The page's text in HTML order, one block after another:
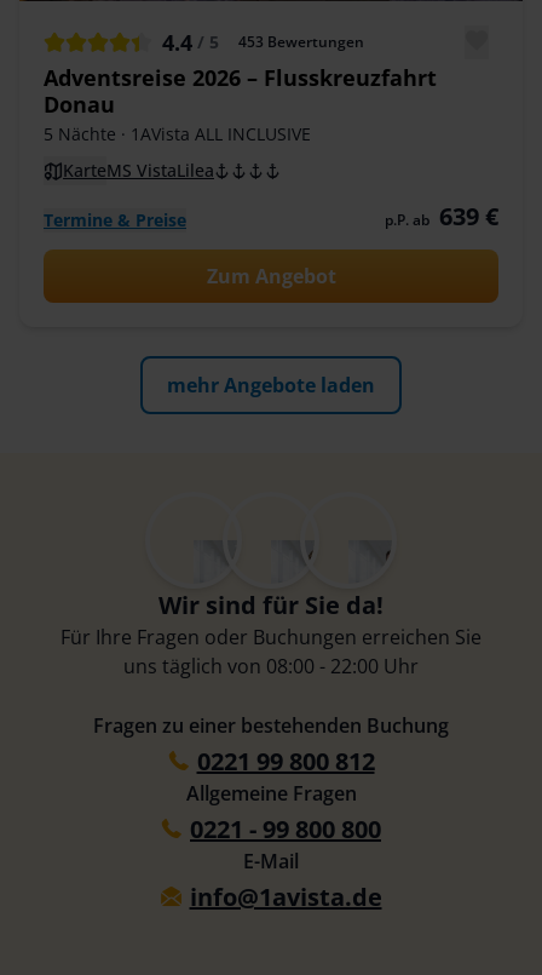
4.4 / 5 453 Bewertungen
Adventsreise 2026 – Flusskreuzfahrt
Donau
5 Nächte · 1AVista ALL INCLUSIVE
KarteMS VistaLilea
Termine & Preise p.P. ab 639 €
Zum Angebot
mehr Angebote laden
Wir sind für Sie da!
Für Ihre Fragen oder Buchungen erreichen Sie
uns täglich von 08:00 - 22:00 Uhr
Fragen zu einer bestehenden Buchung
0221 99 800 812
Allgemeine Fragen
0221 - 99 800 800
E-Mail
info@1avista.de